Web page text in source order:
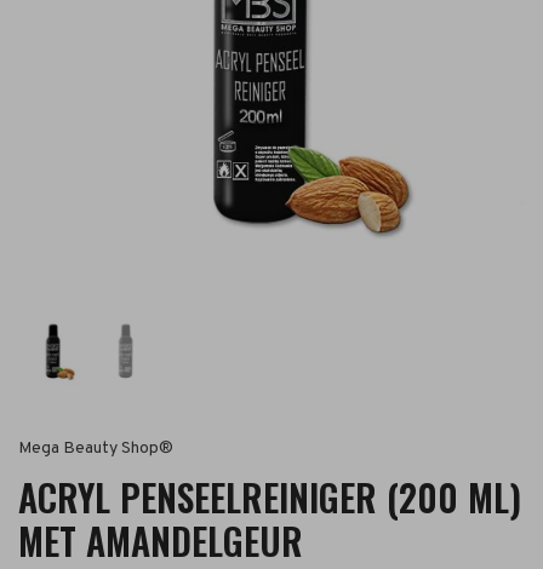
Mega Beauty Shop®
ACRYL PENSEELREINIGER (200 ML)
MET AMANDELGEUR